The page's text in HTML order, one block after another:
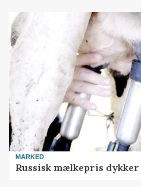
MARKED
Russisk mælkepris